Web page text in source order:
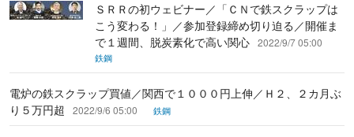
ＳＲＲの初ウェビナー／「ＣＮで鉄スクラップは
こう変わる！」／参加登録締め切り迫る／開催ま
で１週間、脱炭素化で高い関心 2022/9/7 05:00
鉄鋼
電炉の鉄スクラップ買値／関西で１０００円上伸／Ｈ２、２カ月ぶ
り５万円超
2022/9/6 05:00 鉄鋼